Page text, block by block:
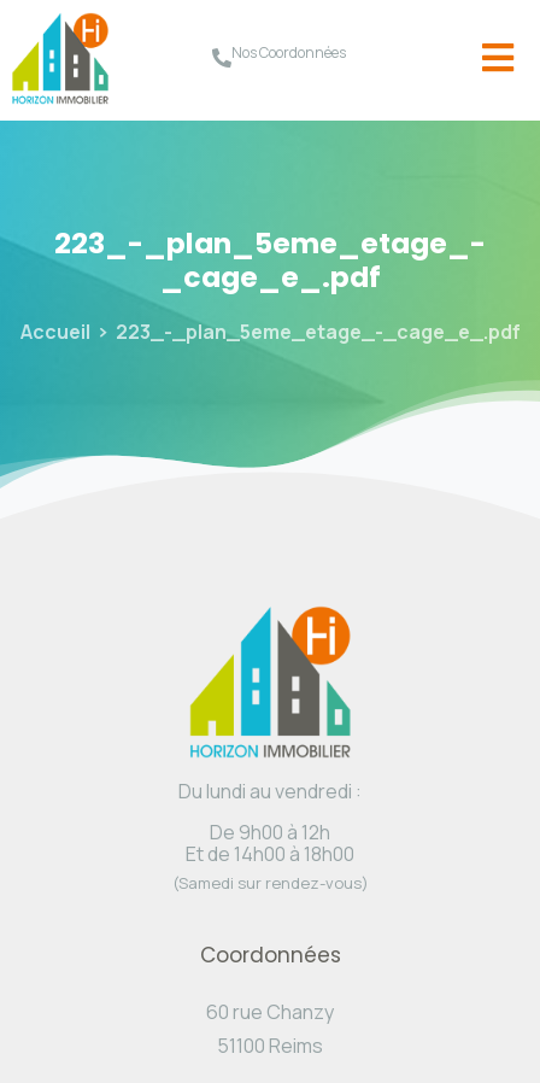
Nos Coordonnées
223_-_plan_5eme_etage_-
_cage_e_.pdf
Accueil 223_-_plan_5eme_etage_-_cage_e_.pdf
Du lundi au vendredi :
De 9h00 à 12h
Et de 14h00 à 18h00
(Samedi sur rendez-vous)
Coordonnées
60 rue Chanzy
51100 Reims